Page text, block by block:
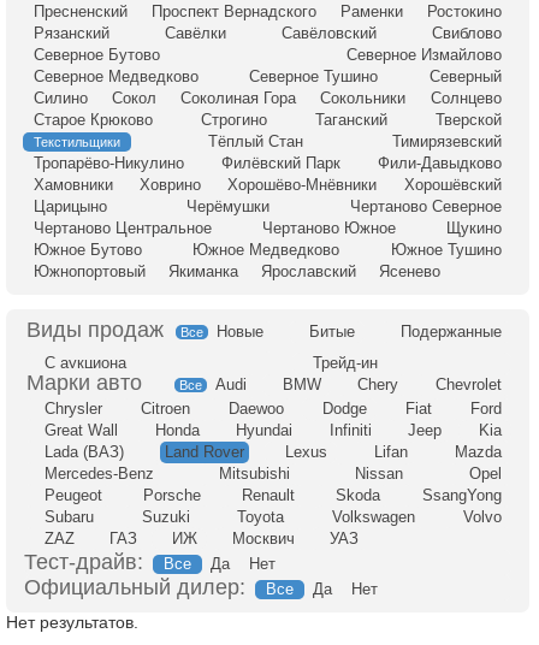
Пресненский
Проспект Вернадского Раменки
Ростокино
Рязанский
Савёлки Савёловский
Свиблово
Северное Бутово
Северное Измайлово
Северное Медведково
Северное Тушино
Северный
Силино
Сокол Соколиная Гора Сокольники
Солнцево
Старое Крюково
Строгино Таганский Тверской
Текстильщики Тёплый Стан
Тимирязевский
Тропарёво-Никулино
Филёвский Парк
Фили-Давыдково
Хамовники
Ховрино Хорошёво-Мнёвники
Хорошёвский
Царицыно
Черёмушки
Чертаново Северное
Чертаново Центральное
Чертаново Южное
Щукино
Южное Бутово
Южное Медведково
Южное Тушино
Южнопортовый
Якиманка Ярославский Ясенево
Все Новые Битые
Подержанные
С аукциона
Трейд-ин
Все Audi BMW Chery
Chevrolet
Chrysler
Citroen Daewoo Dodge Fiat
Ford
Great Wall
Honda Hyundai Infiniti Jeep
Kia
Lada (ВАЗ)
Land Rover Lexus Lifan
Mazda
Mercedes-Benz
Mitsubishi Nissan
Opel
Peugeot
Porsche Renault Skoda
SsangYong
Subaru
Suzuki Toyota Volkswagen
Volvo
ZAZ
ГАЗ ИЖ Москвич УАЗ
Тест-драйв: Все Да Нет
Официальный дилер: Все Да Нет
Нет результатов.